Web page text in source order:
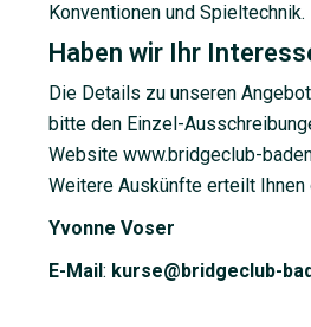
Konventionen und Spieltechnik.
Haben wir Ihr
Die Details zu unseren
bitte den Einzel-
Website www.bridgeclub-
Weitere Auskünfte erteilt Ihnen
Yvonne Voser
E-Mail: kurse@bridgeclub-